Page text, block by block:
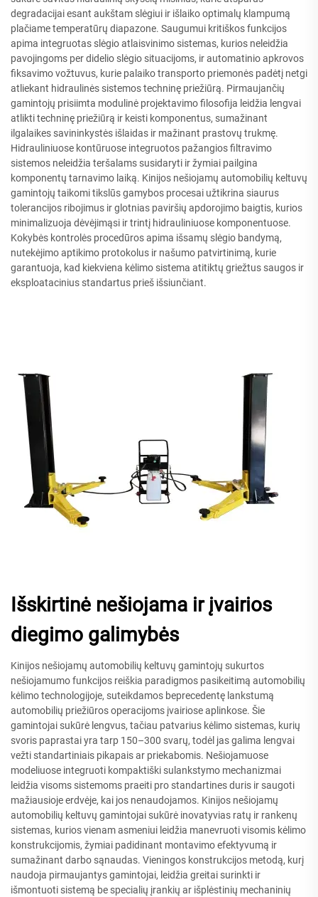
degradacijai esant aukštam slėgiui ir išlaiko optimalų klampumą
plačiame temperatūrų diapazone. Saugumui kritiškos funkcijos
apima integruotas slėgio atlaisvinimo sistemas, kurios neleidžia
pavojingoms per didelio slėgio situacijoms, ir automatinio apkrovos
fiksavimo vožtuvus, kurie palaiko transporto priemonės padėtį netgi
atliekant hidraulinės sistemos techninę priežiūrą. Pirmaujančių
gamintojų prisiimta modulinė projektavimo filosofija leidžia lengvai
atlikti techninę priežiūrą ir keisti komponentus, sumažinant
ilgalaikes savininkystės išlaidas ir mažinant prastovų trukmę.
Hidrauliniuose kontūruose integruotos pažangios filtravimo
sistemos neleidžia teršalams susidaryti ir žymiai pailgina
komponentų tarnavimo laiką. Kinijos nešiojamų automobilių keltuvų
gamintojų taikomi tikslūs gamybos procesai užtikrina siaurus
tolerancijos ribojimus ir glotnias paviršių apdorojimo baigtis, kurios
minimalizuoja dėvėjimąsi ir trintį hidrauliniuose komponentuose.
Kokybės kontrolės procedūros apima išsamų slėgio bandymą,
nutekėjimo aptikimo protokolus ir našumo patvirtinimą, kurie
garantuoja, kad kiekviena kėlimo sistema atitiktų griežtus saugos ir
eksploatacinius standartus prieš išsiunčiant.
Išskirtinė nešiojama ir įvairios
diegimo galimybės
Kinijos nešiojamų automobilių keltuvų gamintojų sukurtos
nešiojamumo funkcijos reiškia paradigmos pasikeitimą automobilių
kėlimo technologijoje, suteikdamos beprecedentę lankstumą
automobilių priežiūros operacijoms įvairiose aplinkose. Šie
gamintojai sukūrė lengvus, tačiau patvarius kėlimo sistemas, kurių
svoris paprastai yra tarp 150–300 svarų, todėl jas galima lengvai
vežti standartiniais pikapais ar priekabomis. Nešiojamuose
modeliuose integruoti kompaktiški sulankstymo mechanizmai
leidžia visoms sistemoms praeiti pro standartines duris ir saugoti
mažiausioje erdvėje, kai jos nenaudojamos. Kinijos nešiojamų
automobilių keltuvų gamintojai sukūrė inovatyvias ratų ir rankenų
sistemas, kurios vienam asmeniui leidžia manevruoti visomis kėlimo
konstrukcijomis, žymiai padidinant montavimo efektyvumą ir
sumažinant darbo sąnaudas. Vieningos konstrukcijos metodą, kurį
naudoja pirmaujantys gamintojai, leidžia greitai surinkti ir
išmontuoti sistemą be specialių įrankių ar išplėstinių mechaninių